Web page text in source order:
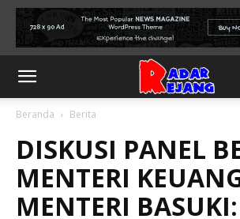
Beranda Berita
DISKUSI PANEL
MENTERI
MENTERI BASUKI: